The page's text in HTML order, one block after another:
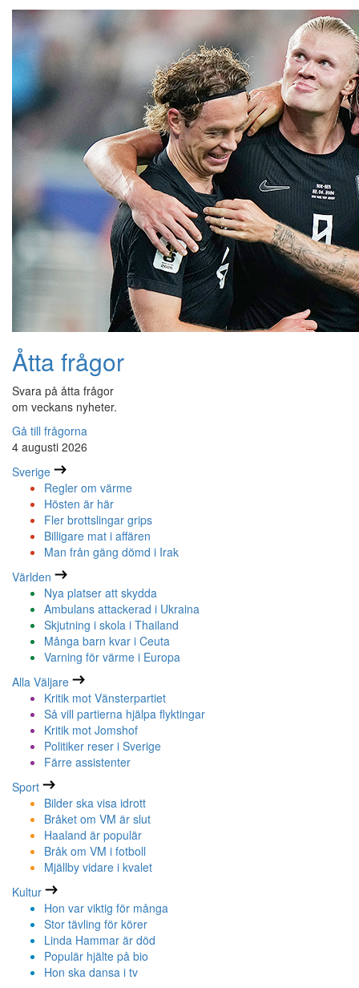
Åtta frågor
Svara på åtta frågor
om veckans nyheter.
Gå till frågorna
4 augusti 2026
Sverige
Regler om värme
Hösten är här
Fler brottslingar grips
Billigare mat i affären
Man från gäng dömd i Irak
Världen
Nya platser att skydda
Ambulans attackerad i Ukraina
Skjutning i skola i Thailand
Många barn kvar i Ceuta
Varning för värme i Europa
Alla Väljare
Kritik mot Vänsterpartiet
Så vill partierna hjälpa flyktingar
Kritik mot Jomshof
Politiker reser i Sverige
Färre assistenter
Sport
Bilder ska visa idrott
Bråket om VM är slut
Haaland är populär
Bråk om VM i fotboll
Mjällby vidare i kvalet
Kultur
Hon var viktig för många
Stor tävling för körer
Linda Hammar är död
Populär hjälte på bio
Hon ska dansa i tv